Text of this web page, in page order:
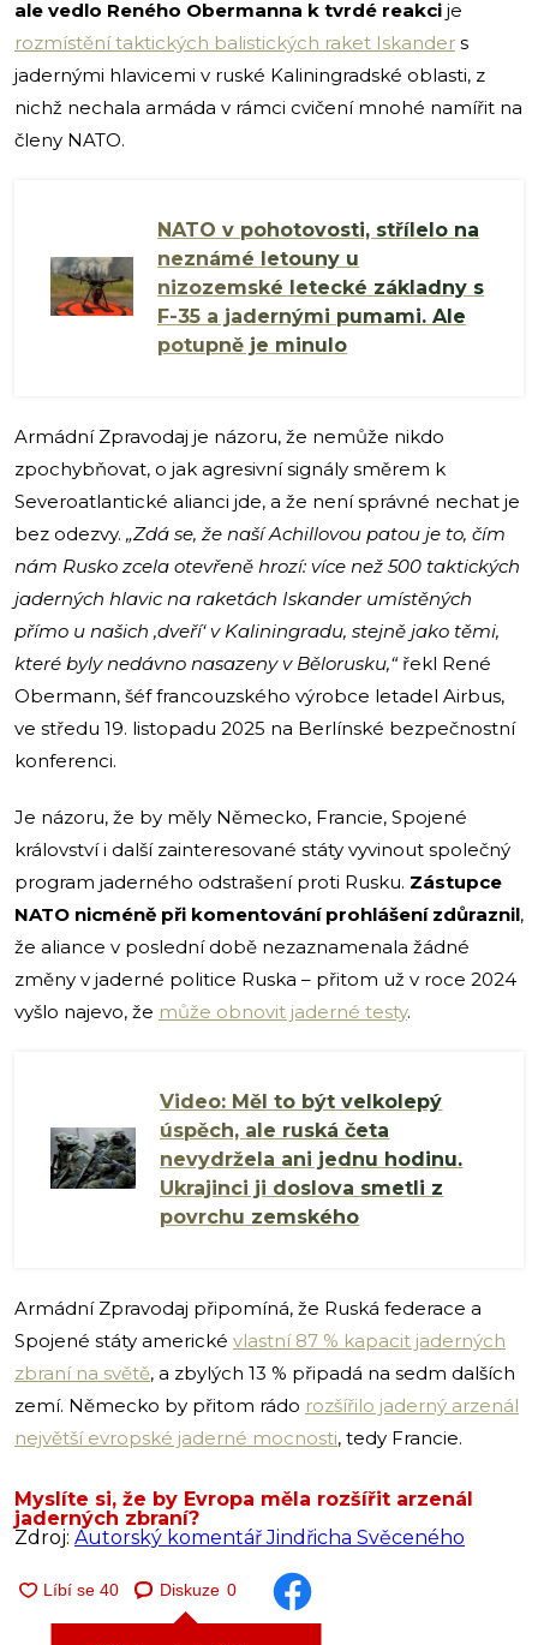
ale vedlo Reného Obermanna k tvrdé reakci je
rozmístění taktických balistických raket Iskander s
jadernými hlavicemi v ruské Kaliningradské oblasti, z
nichž nechala armáda v rámci cvičení mnohé namířit na
členy NATO.
NATO v pohotovosti, střílelo na
neznámé letouny u
nizozemské letecké základny s
F-35 a jadernými pumami. Ale
potupně je minulo
Armádní Zpravodaj je názoru, že nemůže nikdo
zpochybňovat, o jak agresivní signály směrem k
Severoatlantické alianci jde, a že není správné nechat je
bez odezvy. „Zdá se, že naší Achillovou patou je to, čím
nám Rusko zcela otevřeně hrozí: více než 500 taktických
jaderných hlavic na raketách Iskander umístěných
přímo u našich ‚dveří‘ v Kaliningradu, stejně jako těmi,
které byly nedávno nasazeny v Bělorusku,“řekl René
Obermann, šéf francouzského výrobce letadel Airbus,
ve středu 19. listopadu 2025 na Berlínské bezpečnostní
konferenci.
Je názoru, že by měly Německo, Francie, Spojené
království i další zainteresované státy vyvinout společný
program jaderného odstrašení proti Rusku. Zástupce
NATO nicméně při komentování prohlášení zdůraznil,
že aliance v poslední době nezaznamenala žádné
změny v jaderné politice Ruska – přitom už v roce 2024
vyšlo najevo, že může obnovit jaderné testy.
Video: Měl to být velkolepý
úspěch, ale ruská četa
nevydržela ani jednu hodinu.
Ukrajinci ji doslova smetli z
povrchu zemského
Armádní Zpravodaj připomíná, že Ruská federace a
Spojené státy americké vlastní 87 % kapacit jaderných
zbraní na světě, a zbylých 13 % připadá na sedm dalších
zemí. Německo by přitom rádo rozšířilo jaderný arzenál
největší evropské jaderné mocnosti, tedy Francie.
Myslíte si, že by Evropa měla rozšířit arzenál
jaderných zbraní?
Zdroj: Autorský komentář Jindřicha Svěceného
Diskuze 0